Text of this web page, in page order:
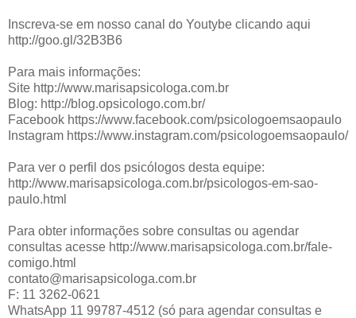
Inscreva-se em nosso canal do Youtybe clicando aqui
http://goo.gl/32B3B6
Para mais informações:
Site http://www.marisapsicologa.com.br
Blog: http://blog.opsicologo.com.br/
Facebook https://www.facebook.com/psicologoemsaopaulo
Instagram https://www.instagram.com/psicologoemsaopaulo/
Para ver o perfil dos psicólogos desta equipe:
http://www.marisapsicologa.com.br/psicologos-em-sao-
paulo.html
Para obter informações sobre consultas ou agendar
consultas acesse http://www.marisapsicologa.com.br/fale-
comigo.html
contato@marisapsicologa.com.br
F: 11 3262-0621
WhatsApp 11 99787-4512 (só para agendar consultas e